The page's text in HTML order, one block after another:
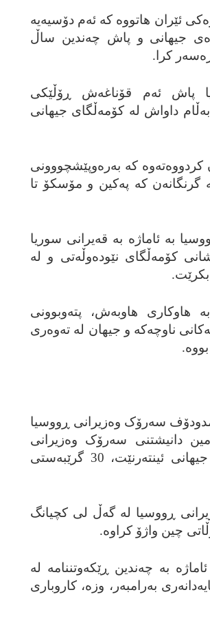
ئێران هاتووه‌ که‌ ئه‌م دۆسیه‌یه‌
جیهانی و پاش چه‌ندین ساڵ
کرا.
پاش ئه‌م قۆناغه‌ش ڕۆڵێکی
داواش له‌ کۆمه‌ڵگای جیهانی
که‌ به‌ره‌وپێشچووونی
گرنگانه‌ن که‌ په‌کین و مۆسکۆ تا
به‌ ئاماژه‌ به‌ قه‌یرانی سوریا
کۆمه‌ڵگای نێوده‌وڵه‌تی و له‌
هاوکاری هاوبه‌ش، پته‌وبوونی
ناوچه‌که‌ و جیهان له‌ ته‌وه‌ری
سه‌رۆک وه‌زیرانی ڕووسیا
دانیشتنی سه‌رۆک وه‌زیرانی
ڕێکخراوی هاریکاری شانگهای و دووه‌م دانیشتنی جیهانی ئینته‌رنێت، 30 گرێبه‌ستی
ڕووسیا له‌ گه‌ڵ لی کچیانگ
چین واژۆ کراوه‌.
به‌ چه‌ندین ڕێکه‌وتننامه‌ له‌
به‌رامبه‌ر، وزه‌، کاروباری